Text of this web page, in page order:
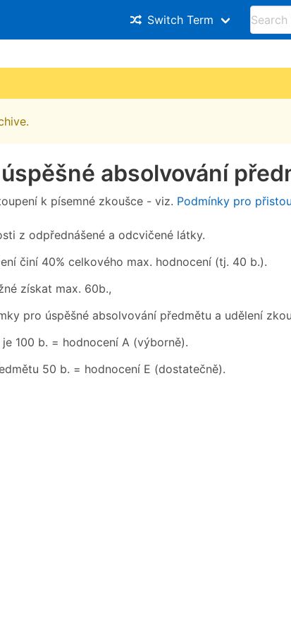
Switch Term
absolvování
k písemné zkoušce - viz. Podmínky pro
z odpřednášené a odcvičené látky.
činí 40% celkového max. hodnocení (tj. 40 b.).
získat max. 60b.,
pro úspěšné absolvování předmětu a udělení
100 b. = hodnocení A (výborně).
50 b. = hodnocení E (dostatečně).